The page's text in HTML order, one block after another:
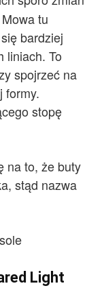
tu
bardziej
liniach. To
spojrzeć na
formy.
stopę
na to, że buty
stąd nazwa
Light